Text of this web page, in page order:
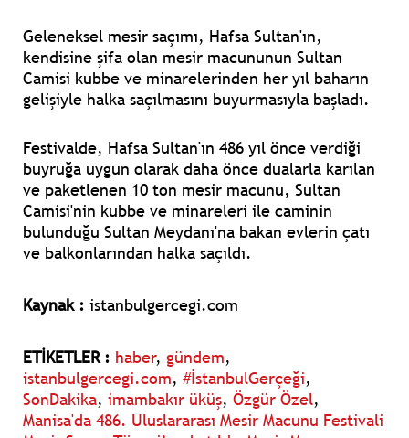
Geleneksel mesir saçımı, Hafsa Sultan'ın,
kendisine şifa olan mesir macununun Sultan
Camisi kubbe ve minarelerinden her yıl baharın
gelişiyle halka saçılmasını buyurmasıyla başladı.
Festivalde, Hafsa Sultan'ın 486 yıl önce verdiği
buyruğa uygun olarak daha önce dualarla karılan
ve paketlenen 10 ton mesir macunu, Sultan
Camisi'nin kubbe ve minareleri ile caminin
bulunduğu Sultan Meydanı'na bakan evlerin çatı
ve balkonlarından halka saçıldı.
Kaynak : istanbulgercegi.com
ETİKETLER : haber, gündem,
istanbulgercegi.com, #İstanbulGerçeği,
SonDakika, imambakır üküş, Özgür Özel,
Manisa'da 486. Uluslararası Mesir Macunu Festivali